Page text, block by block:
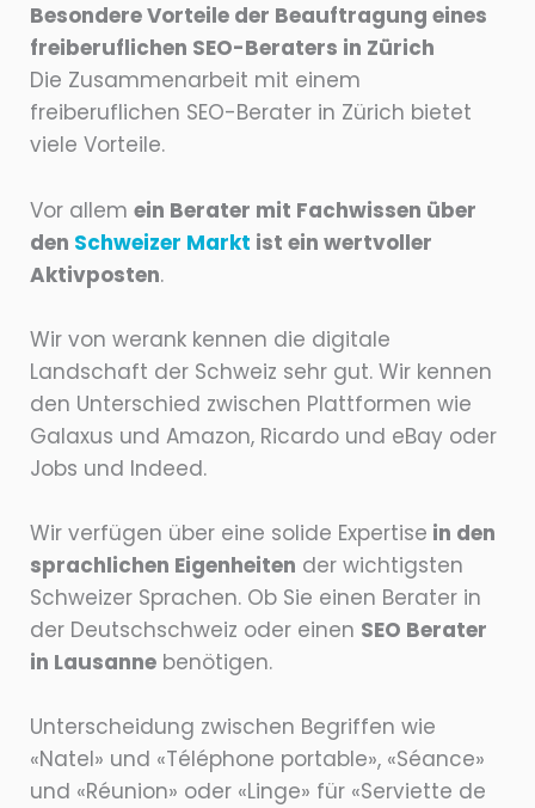
Besondere Vorteile der Beauftragung eines
freiberuflichen SEO-Beraters in Zürich
Die Zusammenarbeit mit einem
freiberuflichen SEO-Berater in Zürich bietet
viele Vorteile.
Vor allem ein Berater mit Fachwissen über
den Schweizer Markt ist ein wertvoller
Aktivposten.
Wir von werank kennen die digitale
Landschaft der Schweiz sehr gut. Wir kennen
den Unterschied zwischen Plattformen wie
Galaxus und Amazon, Ricardo und eBay oder
Jobs und Indeed.
Wir verfügen über eine solide Expertise in den
sprachlichen Eigenheiten der wichtigsten
Schweizer Sprachen. Ob Sie einen Berater in
der Deutschschweiz oder einen SEO Berater
in Lausanne benötigen.
Unterscheidung zwischen Begriffen wie
«Natel» und «Téléphone portable», «Séance»
und «Réunion» oder «Linge» für «Serviette de